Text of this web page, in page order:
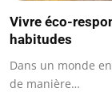
Vivre éco-
habitudes
Dans un monde
de manière…